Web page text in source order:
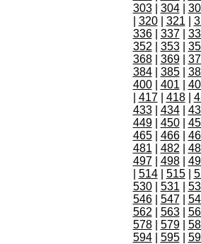
303| 304|
320| 321
336| 337|
352
353|
368| 369|
384| 385|
400| 401
417| 418|
433| 434|
449| 450|
465| 466|
481
482
497| 498|
514| 515|
530| 531
546| 547|
562
563|
578| 579|
594| 595|